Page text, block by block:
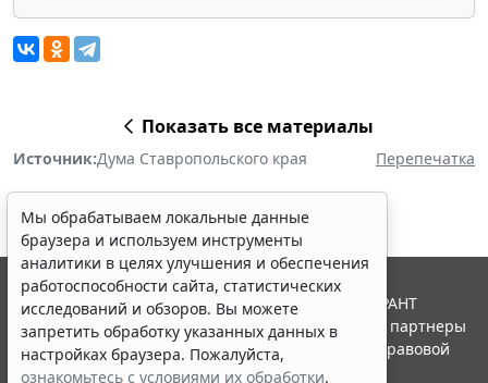
Показать все материалы
Источник:Дума Ставропольского края Перепечатка
Мы обрабатываем локальные данные
браузера и используем инструменты
аналитики в целях улучшения и обеспечения
работоспособности сайта, статистических
исследований и обзоров. Вы можете
запретить обработку указанных данных в
настройках браузера. Пожалуйста,
ознакомьтесь с условиями их обработки.
© ООО "НПП "ГАРАНТ-СЕРВИС", 2026. Система ГАРАНТ
выпускается с 1990 года. Компания "Гарант" и ее партнеры
являются участниками Российской ассоциации правовой
информации ГАРАНТ.